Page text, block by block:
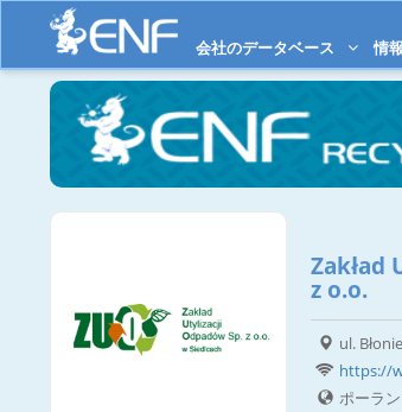
会社のデータベース 情報
Zakład
z o.o.
ul.
https://
ポーラ